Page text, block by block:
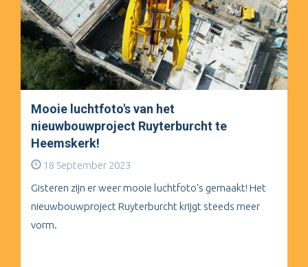
Mooie luchtfoto's van het
nieuwbouwproject Ruyterburcht te
Heemskerk!
18 September 2023
Gisteren zijn er weer mooie luchtfoto's gemaakt! Het
nieuwbouwproject Ruyterburcht krijgt steeds meer
vorm.